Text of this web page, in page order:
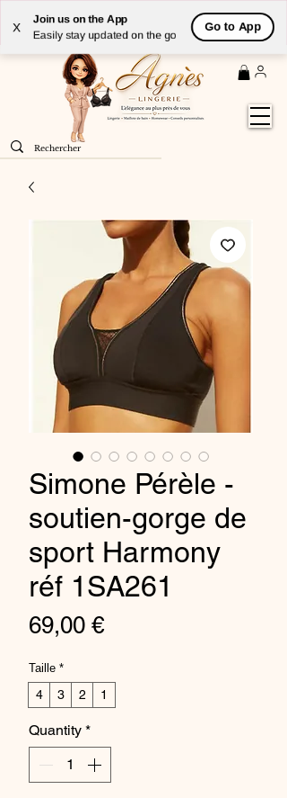
X
Join us on the App
Easily stay updated on the go
Go to App
Livraison GRATUITE(à partir de 59€) à domicile par
Colissimo en France métropolitaine
Simone Pérèle -
soutien-gorge de
sport Harmony
réf 1SA261
69,00 €Price
Taille *
4 3 2 1
Quantity *